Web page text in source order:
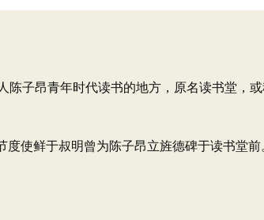
昂青年时代读书的地方，原名读书堂，或
鲜于叔明曾为陈子昂立旌德碑于读书堂前